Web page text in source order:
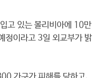
고 있는 볼리비아에 10만
정이라고 3일 외교부가 밝